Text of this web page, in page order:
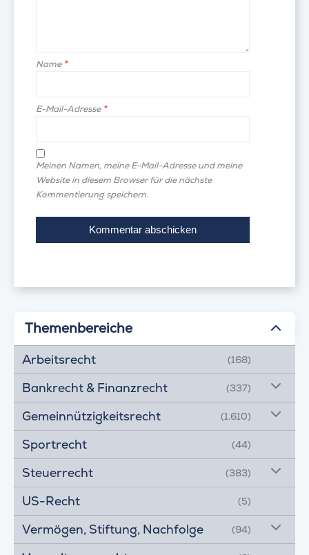
Name *
E-Mail-Adresse *
Meinen Namen, meine E-Mail-Adresse und meine
Website in diesem Browser für die nächste
Kommentierung speichern.
Themenbereiche
Arbeitsrecht (168)
Bankrecht & Finanzrecht (337)
Gemeinnützigkeitsrecht (1.610)
Sportrecht (44)
Steuerrecht (383)
US-Recht (5)
Vermögen, Stiftung, Nachfolge (94)